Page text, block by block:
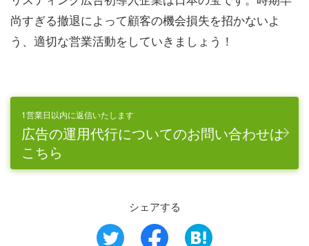
尚すぎる撤退によって顧客の機会損失を招かないよ
う、適切な営業活動をしていきましょう！
1営業日以内に返信いたします
広告の運用代行についてのお問い合わせは
こちら
シェアする